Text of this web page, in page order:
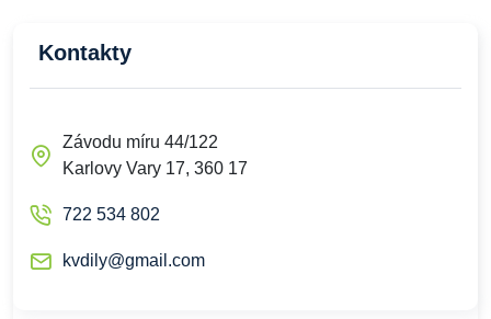
Kontakty
Závodu míru 44/122
Karlovy Vary 17, 360 17
722 534 802
kvdily@gmail.com